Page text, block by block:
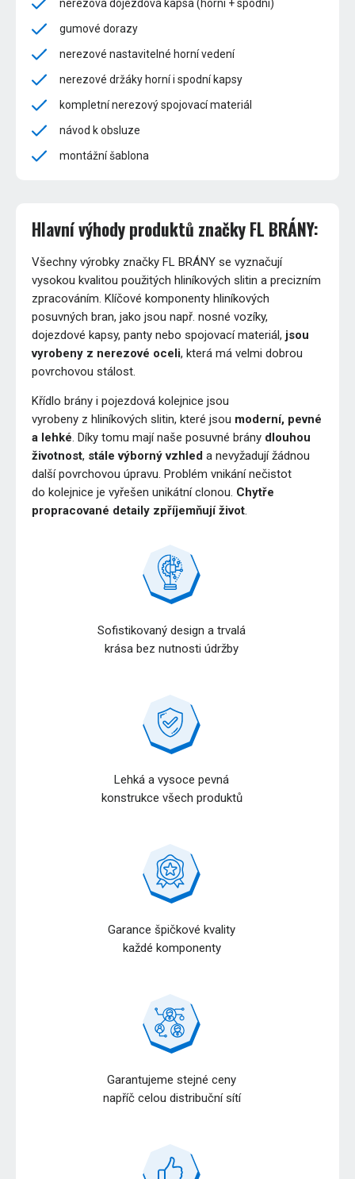
nerezová dojezdová kapsa (horní + spodní)
gumové dorazy
nerezové nastavitelné horní vedení
nerezové držáky horní i spodní kapsy
kompletní nerezový spojovací materiál
návod k obsluze
montážní šablona
Hlavní výhody produktů značky FL BRÁNY:
Všechny výrobky značky FL BRÁNY se vyznačují
vysokou kvalitou použitých hliníkových slitin a precizním
zpracováním. Klíčové komponenty hliníkových
posuvných bran, jako jsou např. nosné vozíky,
dojezdové kapsy, panty nebo spojovací materiál, jsou
vyrobeny z nerezové oceli, která má velmi dobrou
povrchovou stálost.
Křídlo brány i pojezdová kolejnice jsou
vyrobeny z hliníkových slitin, které jsou moderní, pevné
a lehké. Díky tomu mají naše posuvné brány dlouhou
životnost, stále výborný vzhled a nevyžadují žádnou
další povrchovou úpravu. Problém vnikání nečistot
do kolejnice je vyřešen unikátní clonou. Chytře
propracované detaily zpříjemňují život.
Sofistikovaný design a trvalá
krása bez nutnosti údržby
Lehká a vysoce pevná
konstrukce všech produktů
Garance špičkové kvality
každé komponenty
Garantujeme stejné ceny
napříč celou distribuční sítí